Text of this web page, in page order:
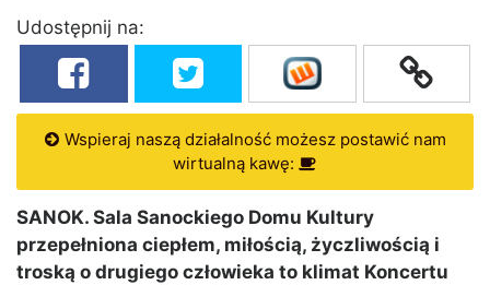
Udostępnij na:
Wspieraj naszą działalność możesz postawić nam
wirtualną kawę:
SANOK. Sala Sanockiego Domu Kultury
przepełniona ciepłem, miłością, życzliwością i
troską o drugiego człowieka to klimat Koncertu